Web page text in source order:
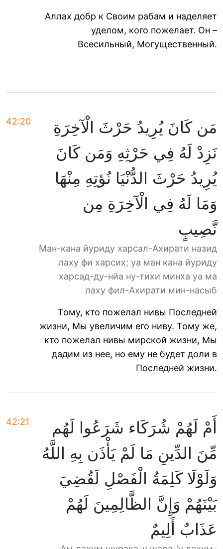
Аллах добр к Своим рабам и наделяет
уделом, кого пожелает. Он –
Всесильный, Могущественный.
42:20
مَن كَانَ يُرِيدُ حَرْثَ الْآخِرَةِ
نَزِدْ لَهُ فِي حَرْثِهِ وَمَن كَانَ
يُرِيدُ حَرْثَ الدُّنْيَا نُؤتِهِ مِنْهَا
وَمَا لَهُ فِي الْآخِرَةِ مِن
نَّصِيبٍ
Ман-кана йуриду харсал-Ахирати назид
лаху фи харсих; уа ман кана йуриду
харсад-ду-нйа ну-тихи минха уа ма
лаху фил-Ахирати мин-насыб
Тому, кто пожелал нивы Последней
жизни, Мы увеличим его ниву. Тому же,
кто пожелал нивы мирской жизни, Мы
дадим из нее, но ему не будет доли в
Последней жизни.
42:21
أَمْ لَهُمْ شُرَكَاء شَرَعُوا لَهُم
مِّنَ الدِّينِ مَا لَمْ يَأْذَن بِهِ اللَّهُ
وَلَوْلَا كَلِمَةُ الْفَصْلِ لَقُضِيَ
بَيْنَهُمْ وَإِنَّ الظَّالِمِينَ لَهُمْ
عَذَابٌ أَلِيمٌ